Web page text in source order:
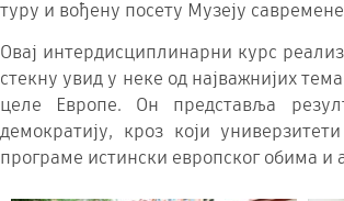
туру и вођену посету Музеју
Овај интердисциплинарни курс
стекну увид у неке од најважнијих
целе Европе. Он представља
демократију, кроз који
програме истински европског обима и